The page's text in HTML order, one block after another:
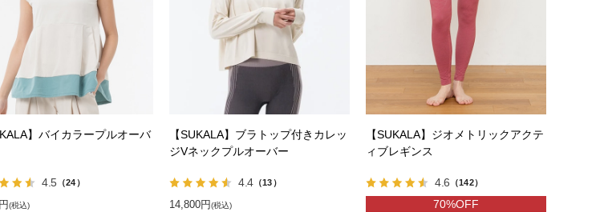
】バイカラープルオーバ
4.5 （24）
(税込)
【SUKALA】ブラトップ付きカレッ
ジVネックプルオーバー
4.4 （13）
14,800円(税込)
【SUKALA】ジオメトリックアクテ
ィブレギンス
4.6 （142）
70%OFF